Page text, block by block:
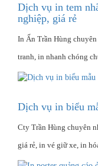
Dịch vụ in tem
nghiệp, giá rẻ
In Ấn Trần Hùng
tranh, in nhanh chóng
Dịch vụ in biểu
Cty Trần Hùng chuyên
giá rẻ, in vé giữ xe, in